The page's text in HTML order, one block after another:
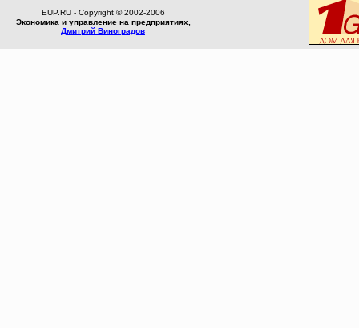
EUP.RU - Copyright © 2002-2006
Экономика и управление на предприятиях,
Дмитрий Виноградов